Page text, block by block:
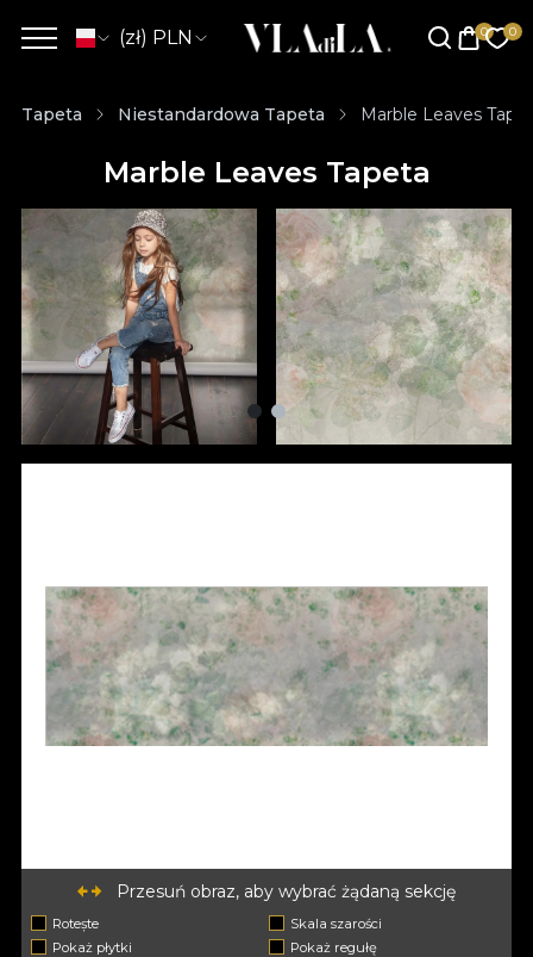
(zł) PLN
Tapeta Niestandardowa Tapeta Marble Leaves
Marble Leaves Tapeta
Przesuń obraz, aby wybrać żądaną sekcję
Rotește
Skala szarości
Pokaż płytki
Pokaż regułę